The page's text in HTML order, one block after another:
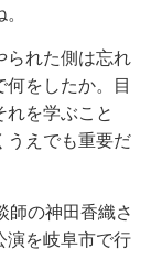
られた側は忘れ
何をしたか。目
れを学ぶこと
うえでも重要だ
師の神田香織さ
演を岐阜市で行